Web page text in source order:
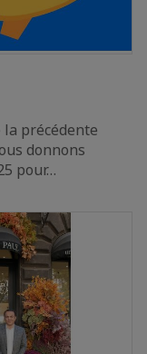
précédente
donnons
pour…